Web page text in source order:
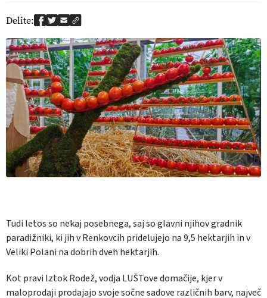
Delite:
Tudi letos so nekaj posebnega, saj so glavni njihov gradnik
paradižniki, ki jih v Renkovcih pridelujejo na 9,5 hektarjih in v
Veliki Polani na dobrih dveh hektarjih.
Kot pravi Iztok Rodež, vodja LUŠTove domačije, kjer v
maloprodaji prodajajo svoje sočne sadove različnih barv, največ